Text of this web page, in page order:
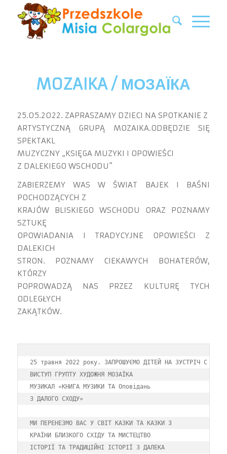
MOZAIKA / МОЗАЇКА
25.05.2022. ZAPRASZAMY DZIECI NA SPOTKANIE Z
ARTYSTYCZNĄ GRUPĄ MOZAIKA.ODBĘDZIE SIĘ
SPEKTAKL
MUZYCZNY „KSIĘGA MUZYKI I OPOWIEŚCI
Z DALEKIEGO WSCHODU”
ZABIERZEMY WAS W ŚWIAT BAJEK I BAŚNI
POCHODZĄCYCH Z
KRAJÓW BLISKIEGO WSCHODU ORAZ POZNAMY
SZTUKĘ
OPOWIADANIA I TRADYCYJNE OPOWIEŚCI Z
DALEKICH
STRON. POZNAMY CIEKAWYCH BOHATERÓW,
KTÓRZY
POPROWADZĄ NAS PRZEZ KULTURĘ TYCH
ODLEGŁYCH
ZAKĄTKÓW.
25 травня 2022 року. ЗАПРОШУЄМО ДІТЕЙ НА ЗУСТРІЧ С
ВИСТУП ГРУПТУ ХУДОЖНЯ МОЗАЇКА
МУЗИКАЛ «КНИГА МУЗИКИ ТА Оповідань
З ДАЛОГО СХОДУ»
МИ ПЕРЕНЕЗМО ВАС У СВІТ КАЗКИ ТА КАЗКИ З
КРАЇНИ БЛИЗКОГО СХІДУ ТА МИСТЕЦТВО
ІСТОРІЇ ТА ТРАДИЦІЙНІ ІСТОРІЇ З ДАЛЕКА